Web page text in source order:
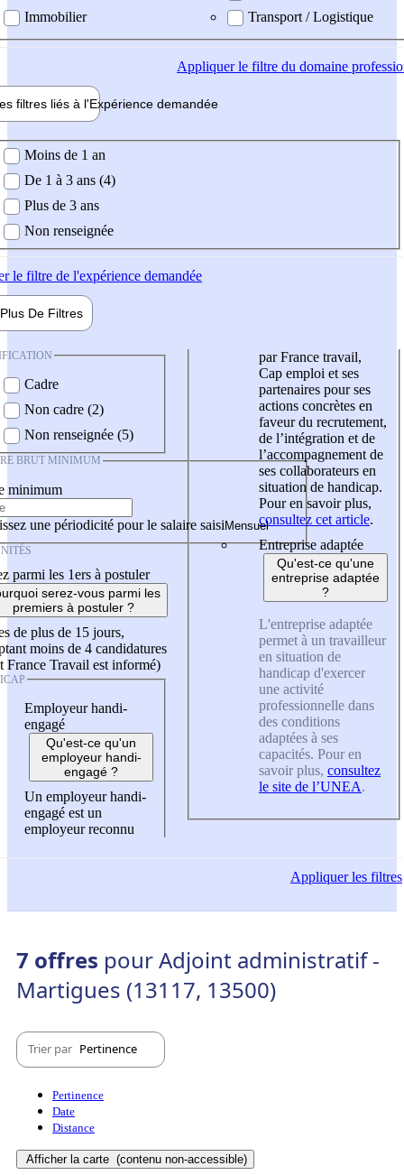
Immobilier
Transport / Logistique
Appliquerle filtre du domaine
filtres liés à l'Expérience demandée
demandée
Moins de 1 an
De 1 à 3 ans (4)
Plus de 3 ans
Non renseignée
le filtre de l'expérience demandée
Plus De Filtres
Cadre
Non cadre (2)
Non renseignée (5)
BRUT MINIMUM
minimum
une périodicité pour le salaire saisi
parmi les 1ers à postuler
serez-vous parmi les
premiers à postuler ?
de plus de 15 jours,
moins de 4 candidatures
France Travail est informé)
Employeur handi-
engagé
Qu'est-ce qu'un
employeur handi-
engagé ?
Un employeur handi-
engagé est un
employeur reconnu
par France travail,
Cap emploi et ses
partenaires pour ses
actions concrètes en
faveur du recrutement,
de l’intégration et de
l’accompagnement de
ses collaborateurs en
situation de handicap.
Pour en savoir plus,
consultez cet article.
Entreprise adaptée
Qu'est-ce qu'une
entreprise adaptée
?
L'entreprise adaptée
permet à un travailleur
en situation de
handicap d'exercer
une activité
professionnelle dans
des conditions
adaptées à ses
capacités. Pour en
savoir plus, consultez
le site de l’UNEA.
Appliquerles filtres
7 offres pour Adjoint administratif -
Martigues (13117, 13500)
Trier par Pertinence
Pertinence
Date
Distance
Afficher la carte (contenu non-accessible)